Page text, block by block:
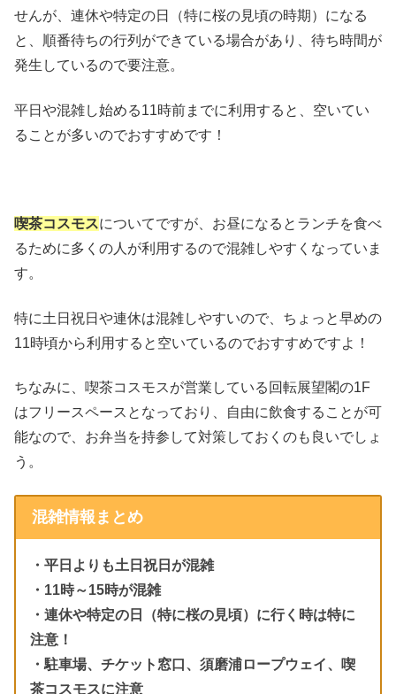
せんが、連休や特定の日（特に桜の見頃の時期）になる
と、順番待ちの行列ができている場合があり、待ち時間が
発生しているので要注意。
平日や混雑し始める11時前までに利用すると、空いてい
ることが多いのでおすすめです！
喫茶コスモスについてですが、お昼になるとランチを食べ
るために多くの人が利用するので混雑しやすくなっていま
す。
特に土日祝日や連休は混雑しやすいので、ちょっと早めの
11時頃から利用すると空いているのでおすすめですよ！
ちなみに、喫茶コスモスが営業している回転展望閣の1F
はフリースペースとなっており、自由に飲食することが可
能なので、お弁当を持参して対策しておくのも良いでしょ
う。
混雑情報まとめ
・平日よりも土日祝日が混雑
・11時～15時が混雑
・連休や特定の日（特に桜の見頃）に行く時は特に
注意！
・駐車場、チケット窓口、須磨浦ロープウェイ、喫
茶コスモスに注意